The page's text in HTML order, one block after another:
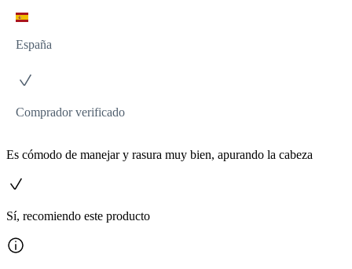
España
Comprador verificado
Es cómodo de manejar y rasura muy bien, apurando la cabeza
Sí, recomiendo este producto